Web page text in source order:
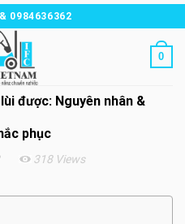
0984636362
0
318 Views
được: Nguyên nhân &
phục